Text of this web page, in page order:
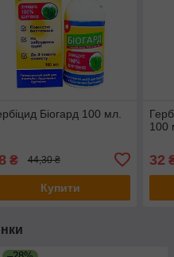
Біогард 100 мл.
₴ 44,30 ₴
Купити
100
32